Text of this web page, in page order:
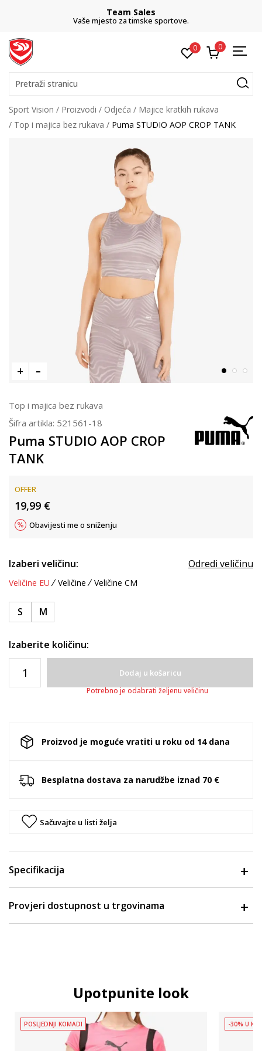
Team Sales
Vaše mjesto za timske sportove.
0 0
Pretraži stranicu
Sport Vision Proizvodi Odjeća
Majice kratkih rukava
Top i majica bez rukava
Puma STUDIO AOP CROP TANK
Top i majica bez rukava
Šifra artikla: 521561-18
Puma STUDIO AOP CROP
TANK
OFFER
19,99 €
Obavijesti me o sniženju
Izaberi veličinu: Odredi veličinu
Veličine EU Veličine Veličine CM
S M
Izaberite količinu:
Dodaj u košaricu
Potrebno je odabrati željenu veličinu
Proizvod je moguće vratiti u roku od 14 dana
Besplatna dostava za narudžbe iznad 70 €
Sačuvajte u listi želja
Specifikacija
Provjeri dostupnost u trgovinama
Upotpunite look
POSLJEDNJI KOMADI -30% U